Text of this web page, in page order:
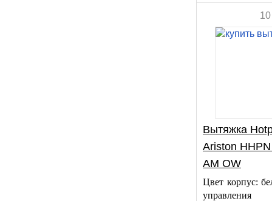
Вытяжка
Ariston
AM OW
Цвет корпус:
управления